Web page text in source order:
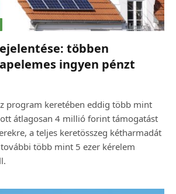
többen
ingyen pénzt
program keretében eddig több mint
átlagosan 4 millió forint támogatást
a teljes keretösszeg kétharmadát
több mint 5 ezer kérelem